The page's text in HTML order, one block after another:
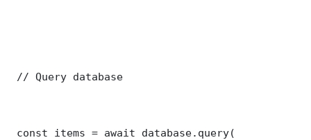
// Query database
const items = await database.query(